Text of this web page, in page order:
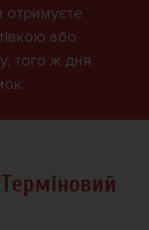
отримуєте
або
того ж дня